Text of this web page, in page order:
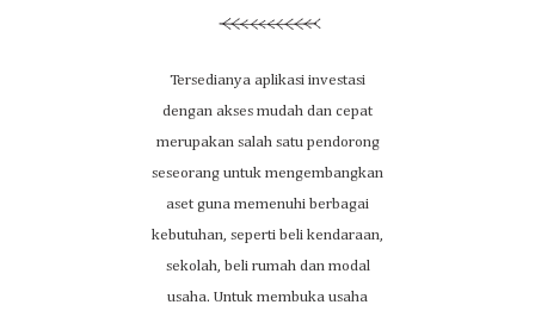
Tersedianya aplikasi investasi
dengan akses mudah dan cepat
merupakan salah satu pendorong
seseorang untuk mengembangkan
aset guna memenuhi berbagai
kebutuhan, seperti beli kendaraan,
sekolah, beli rumah dan modal
usaha. Untuk membuka usaha